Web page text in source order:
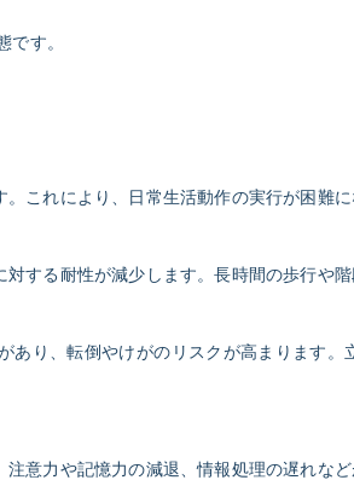
す。
これにより、日常生活動作の実行が困難に
する耐性が減少します。長時間の歩行や
り、転倒やけがのリスクが高まります
意力や記憶力の減退、情報処理の遅れなど